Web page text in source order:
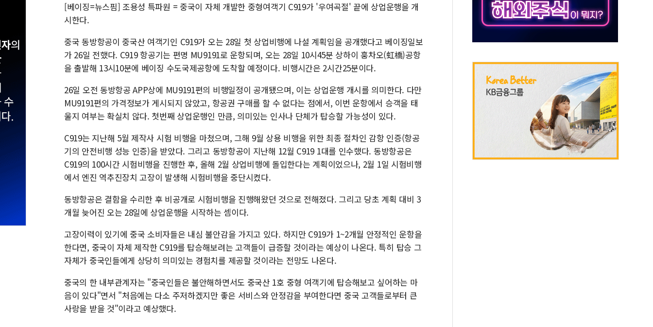
특정 정치인 측근 포항시 정책특보 내정설...포항시 '시끌'
李 "해남 태양광, 대한민국 다음 100년 밑거름…수도권 집중 완화 전환점"
[베이징=뉴스핌] 조용성 특파원 = 중국이 자체 개발한 중형여객기 C919가 '우여곡절' 끝에 상업운행을 개
시한다.
중국 동방항공이 중국산 여객기인 C919가 오는 28일 첫 상업비행에 나설 계획임을 공개했다고 베이징일보
가 26일 전했다. C919 항공기는 편명 MU9191로 운항되며, 오는 28일 10시45분 상하이 훙차오(虹橋)공항
을 출발해 13시10분에 베이징 수도국제공항에 도착할 예정이다. 비행시간은 2시간25분이다.
26일 오전 동방항공 APP상에 MU9191편의 비행일정이 공개됐으며, 이는 상업운행 개시를 의미한다. 다만
MU9191편의 가격정보가 게시되지 않았고, 항공권 구매를 할 수 없다는 점에서, 이번 운항에서 승객을 태
울지 여부는 확실치 않다. 첫번째 상업운행인 만큼, 의미있는 인사나 단체가 탑승할 가능성이 있다.
C919는 지난해 5월 제작사 시험 비행을 마쳤으며, 그해 9월 상용 비행을 위한 최종 절차인 감항 인증(항공
기의 안전비행 성능 인증)을 받았다. 그리고 동방항공이 지난해 12월 C919 1대를 인수했다. 동방항공은
C919의 100시간 시험비행을 진행한 후, 올해 2월 상업비행에 돌입한다는 계획이었으나, 2월 1일 시험비행
에서 엔진 역추진장치 고장이 발생해 시험비행을 중단시켰다.
동방항공은 결함을 수리한 후 비공개로 시험비행을 진행해왔던 것으로 전해졌다. 그리고 당초 계획 대비 3
개월 늦어진 오는 28일에 상업운행을 시작하는 셈이다.
고장이력이 있기에 중국 소비자들은 내심 불안감을 가지고 있다. 하지만 C919가 1~2개월 안정적인 운항을
한다면, 중국이 자체 제작한 C919를 탑승해보려는 고객들이 급증할 것이라는 예상이 나온다. 특히 탑승 그
자체가 중국인들에게 상당히 의미있는 경험치를 제공할 것이라는 전망도 나온다.
중국의 한 내부관계자는 "중국인들은 불안해하면서도 중국산 1호 중형 여객기에 탑승해보고 싶어하는 마
음이 있다"면서 "처음에는 다소 주저하겠지만 좋은 서비스와 안정감을 부여한다면 중국 고객들로부터 큰
사랑을 받을 것"이라고 예상했다.